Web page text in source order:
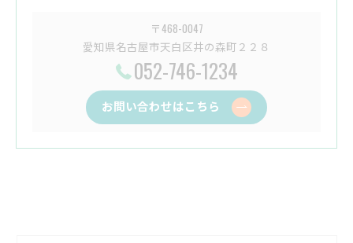
〒468-0047
愛知県名古屋市天白区井の森町２２８
052-746-1234
お問い合わせはこちら